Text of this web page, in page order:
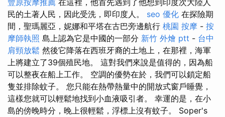
豐原按摩推薦 在這裡，他首先遇到了他想到印度次大陸人
民的土著人民，因此受洗，即印度人。 seo 優化 在探險期
間，聖瑪麗亞，妮娜和平塔在古巴旁邊航行 桃園 按摩 - 按
摩師執照 島上認為它是中國的一部分 新竹 外燴 ptt - 台中
肩頸放鬆 然後它降落在西班牙裔的土地上，在那裡，海軍
上將建立了39個殖民地。 這對我們來說是值得的，因為船
可以整夜在船上工作。 空調的優勢在於，我們可以鎖定船
隻並排除蚊子。 您只能在熱帶熱量中的開放式窗戶睡覺，
這樣您就可以輕鬆地找到小血液吸引者。 幸運的是，在小
島的傍晚時分，晚上很輕鬆，浮標上沒有蚊子。 Soper's